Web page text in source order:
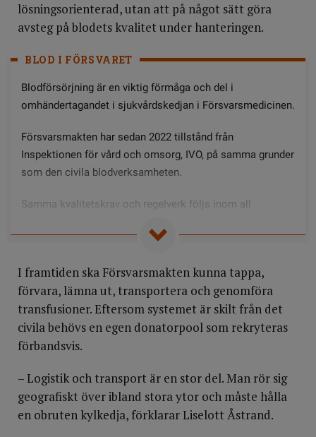
lösningsorienterad, utan att på något sätt göra
avsteg på blodets kvalitet under hanteringen.
BLOD I FÖRSVARET
Blodförsörjning är en viktig förmåga och del i
omhändertagandet i sjukvårdskedjan i Försvarsmedicinen.
Försvarsmakten har sedan 2022 tillstånd från
Inspektionen för vård och omsorg, IVO, på samma grunder
som den civila blodverksamheten.
Samma kvalitetskrav och regelverk följs inom all
I framtiden ska Försvarsmakten kunna tappa,
förvara, lämna ut, transportera och genomföra
transfusioner. Eftersom systemet är skilt från det
civila behövs en egen donatorpool som rekryteras
förbandsvis.
– Logistik och transport är en stor del. Man rör sig
geografiskt över ibland stora ytor och måste hålla
en obruten kylkedja, förklarar Liselott Åstrand.